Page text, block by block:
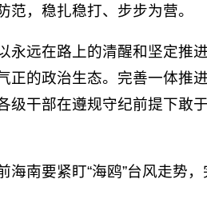
范，稳扎稳打、步步为营。
永远在路上的清醒和坚定推
正的政治生态。完善一体推
级干部在遵规守纪前提下敢
海南要紧盯“海鸥”台风走势